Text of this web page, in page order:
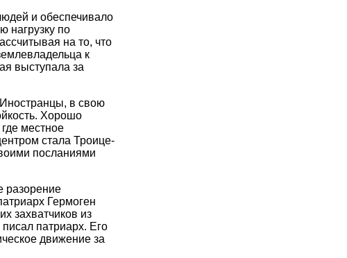
и обеспечивало
нагрузку по
на то, что
к
выступала за
в свою
Хорошо
местное
стала Троице-
посланиями
разорение
Гермоген
захватчиков из
патриарх. Его
движение за